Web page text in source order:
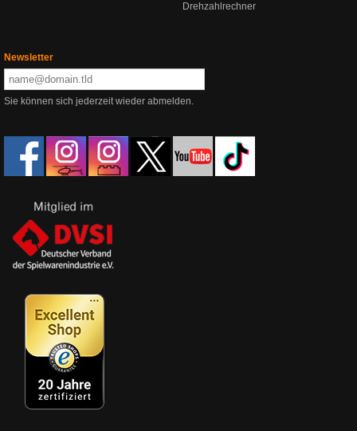
Drehzahlrechner
Newsletter
Sie können sich jederzeit wieder abmelden.